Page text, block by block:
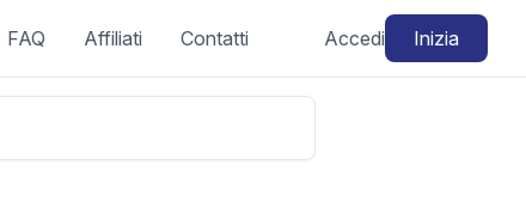
FAQ Affiliati Contatti Accedi Inizia